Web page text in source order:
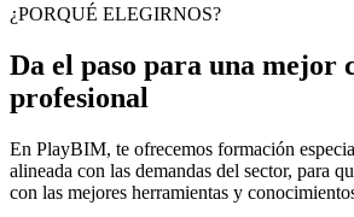
¿PORQUÉ ELEGIRNOS?
Da el paso para una mejor
profesional
En PlayBIM, te ofrecemos formación
alineada con las demandas del sector, para
con las mejores herramientas y